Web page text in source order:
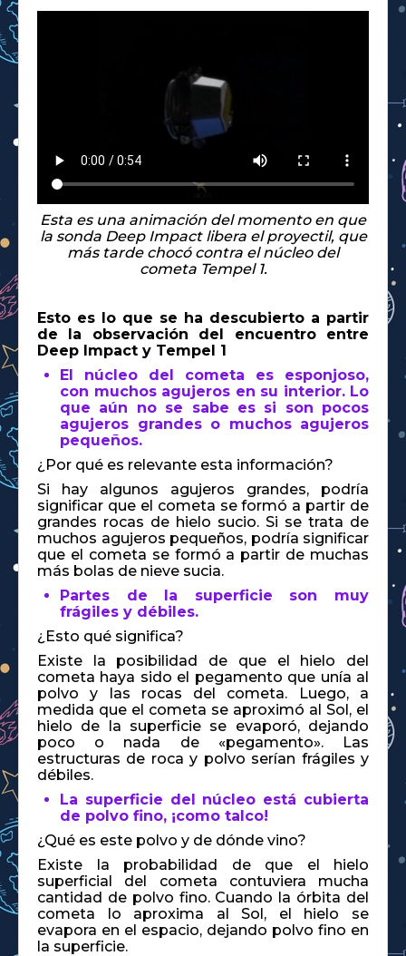
Esta es una animación del momento en que
la sonda Deep Impact libera el proyectil, que
más tarde chocó contra el núcleo del
cometa Tempel 1.
Esto es lo que se ha descubierto a partir
de la observación del encuentro entre
Deep Impact y Tempel 1
El núcleo del cometa es esponjoso,
con muchos agujeros en su interior. Lo
que aún no se sabe es si son pocos
agujeros grandes o muchos agujeros
pequeños.
¿Por qué es relevante esta información?
Si hay algunos agujeros grandes, podría
significar que el cometa se formó a partir de
grandes rocas de hielo sucio. Si se trata de
muchos agujeros pequeños, podría significar
que el cometa se formó a partir de muchas
más bolas de nieve sucia.
Partes de la superficie son muy
frágiles y débiles.
¿Esto qué significa?
Existe la posibilidad de que el hielo del
cometa haya sido el pegamento que unía al
polvo y las rocas del cometa. Luego, a
medida que el cometa se aproximó al Sol, el
hielo de la superficie se evaporó, dejando
poco o nada de «pegamento». Las
estructuras de roca y polvo serían frágiles y
débiles.
La superficie del núcleo está cubierta
de polvo fino, ¡como talco!
¿Qué es este polvo y de dónde vino?
Existe la probabilidad de que el hielo
superficial del cometa contuviera mucha
cantidad de polvo fino. Cuando la órbita del
cometa lo aproxima al Sol, el hielo se
evapora en el espacio, dejando polvo fino en
la superficie.